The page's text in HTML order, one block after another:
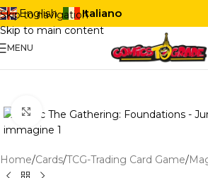
Skip to navigation
Skip to main content
English Italiano
MENU
Click to enlarge
Home/Cards/TCG-Trading Card Game/